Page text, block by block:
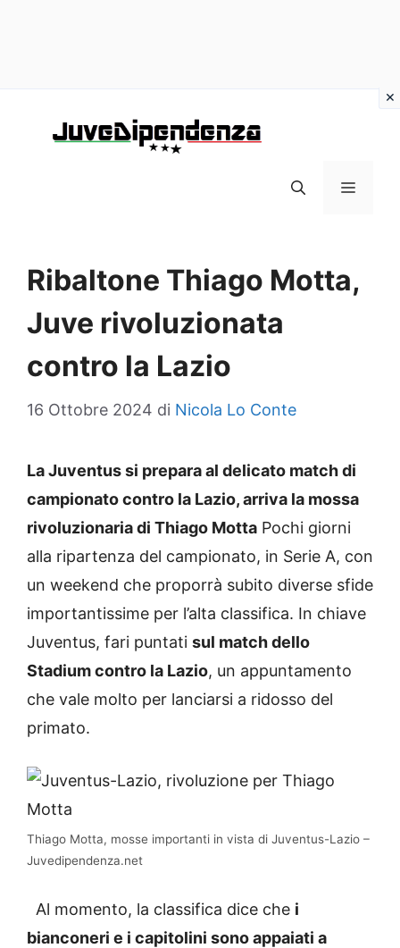
MENU
Ribaltone Thiago Motta,
Juve rivoluzionata
contro la Lazio
16 Ottobre 2024 di Nicola Lo Conte
La Juventus si prepara al delicato match di
campionato contro la Lazio, arriva la mossa
rivoluzionaria di Thiago Motta Pochi giorni
alla ripartenza del campionato, in Serie A, con
un weekend che proporrà subito diverse sfide
importantissime per l’alta classifica. In chiave
Juventus, fari puntati sul match dello
Stadium contro la Lazio, un appuntamento
che vale molto per lanciarsi a ridosso del
primato.
Thiago Motta, mosse importanti in vista di Juventus-Lazio –
Juvedipendenza.net
Al momento, la classifica dice che i
bianconeri e i capitolini sono appaiati a